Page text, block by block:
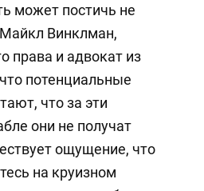
может постичь не
Винклман,
права и адвокат из
потенциальные
что за эти
они не получат
ощущение, что
на круизном